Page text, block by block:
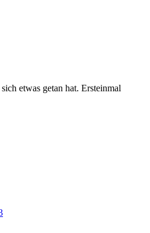
etwas getan hat. Ersteinmal